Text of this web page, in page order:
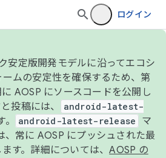
ログイン
安定版開発モデルに沿ってエコシ
ムの安定性を確保するため、第
AOSP にソースコードを公開し
投稿には、
android-latest-
android-latest-release
マ
、常に AOSP にプッシュされた最
す。詳細については、AOSP の